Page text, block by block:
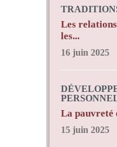
Les
les...
16 juin 2025
La pauvreté
15 juin 2025